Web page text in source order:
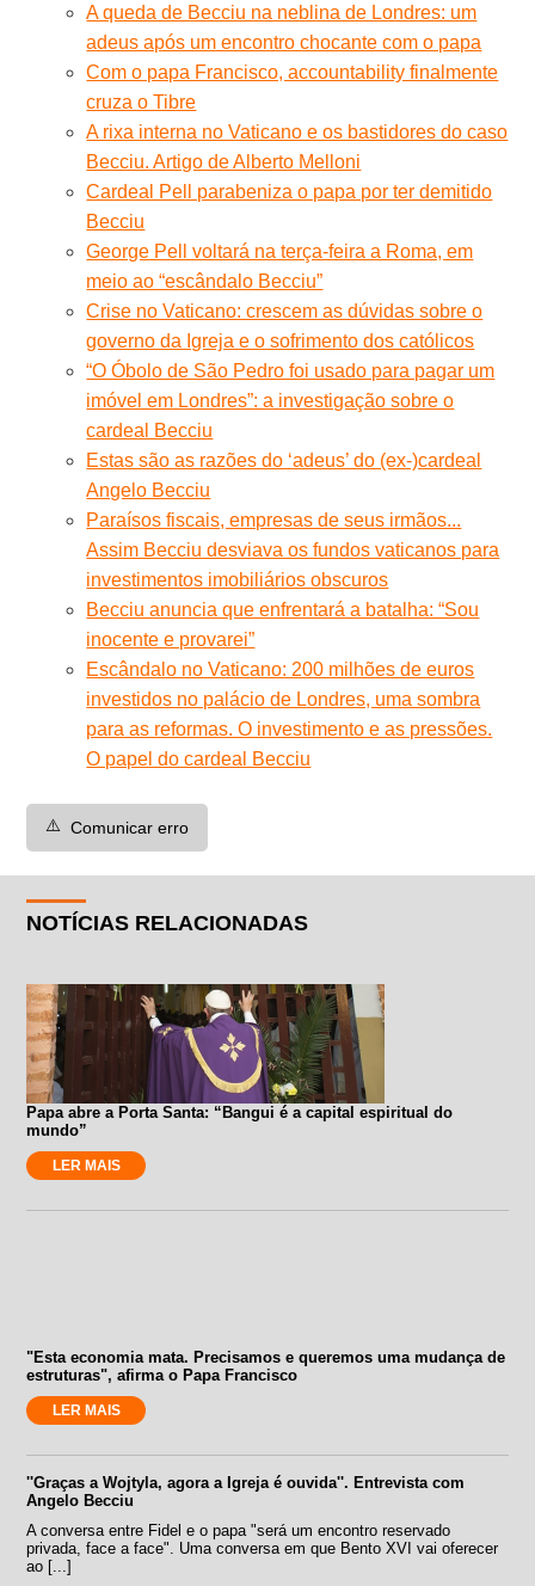
A queda de Becciu na neblina de Londres: um
adeus após um encontro chocante com o papa
Com o papa Francisco, accountability finalmente
cruza o Tibre
A rixa interna no Vaticano e os bastidores do caso
Becciu. Artigo de Alberto Melloni
Cardeal Pell parabeniza o papa por ter demitido
Becciu
George Pell voltará na terça-feira a Roma, em
meio ao “escândalo Becciu”
Crise no Vaticano: crescem as dúvidas sobre o
governo da Igreja e o sofrimento dos católicos
“O Óbolo de São Pedro foi usado para pagar um
imóvel em Londres”: a investigação sobre o
cardeal Becciu
Estas são as razões do ‘adeus’ do (ex-)cardeal
Angelo Becciu
Paraísos fiscais, empresas de seus irmãos...
Assim Becciu desviava os fundos vaticanos para
investimentos imobiliários obscuros
Becciu anuncia que enfrentará a batalha: “Sou
inocente e provarei”
Escândalo no Vaticano: 200 milhões de euros
investidos no palácio de Londres, uma sombra
para as reformas. O investimento e as pressões.
O papel do cardeal Becciu
⚠️ Comunicar erro
NOTÍCIAS RELACIONADAS
Papa abre a Porta Santa: “Bangui é a capital espiritual do
mundo”
LER MAIS
"Esta economia mata. Precisamos e queremos uma mudança de
estruturas", afirma o Papa Francisco
LER MAIS
''Graças a Wojtyla, agora a Igreja é ouvida''. Entrevista com
Angelo Becciu
A conversa entre Fidel e o papa "será um encontro reservado
privada, face a face". Uma conversa em que Bento XVI vai oferecer
ao [...]